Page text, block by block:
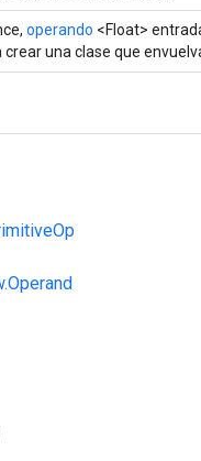
operando <Float>
una clase que